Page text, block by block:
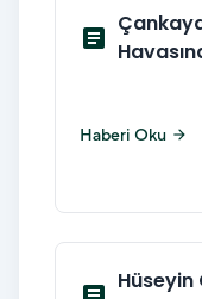
article
Haberi Oku arrow_forward
Hüseyin